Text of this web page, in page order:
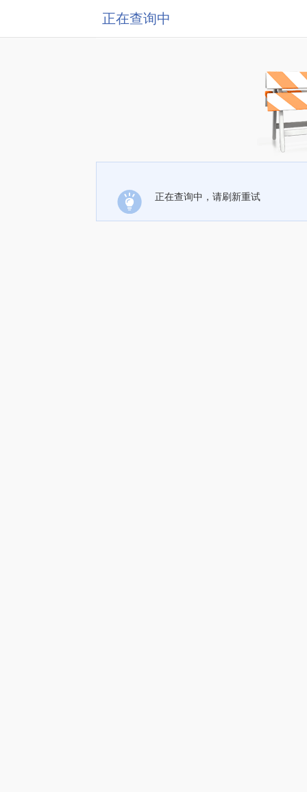
正在查询中
正在查询中，请刷新重试